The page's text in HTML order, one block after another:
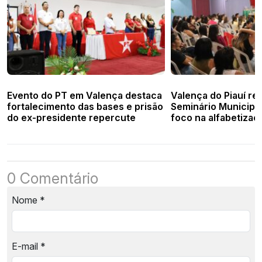
bush
Evento do PT em Valença destaca
fortalecimento das bases e prisão
do ex-presidente repercute
Valença do Piauí
Seminário
foco na
0 Comentário
Nome *
E-mail *